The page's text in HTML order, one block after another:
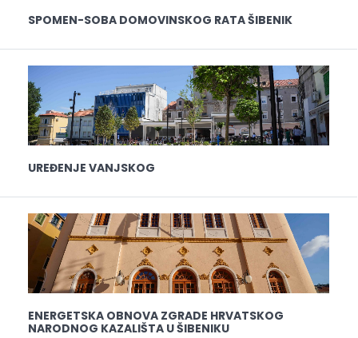
SPOMEN-SOBA DOMOVINSKOG RATA ŠIBENIK
UREĐENJE VANJSKOG
ENERGETSKA OBNOVA ZGRADE HRVATSKOG
NARODNOG KAZALIŠTA U ŠIBENIKU